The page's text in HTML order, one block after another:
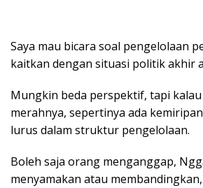
Saya mau bicara soal pengelolaan
kaitkan dengan situasi politik akhir
Mungkin beda perspektif, tapi
merahnya, sepertinya ada
lurus dalam struktur pengelolaan.
Boleh saja orang menganggap,
menyamakan atau